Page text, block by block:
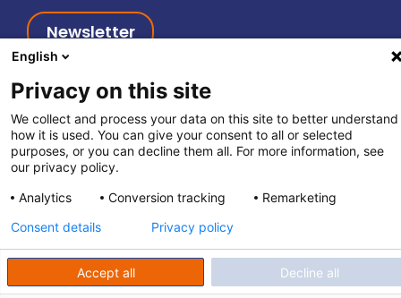
Newsletter
fpett.fr| Politique de confidentialité | Mentions légales
English
Privacy on this site
We collect and process your data on this site to better understand
how it is used. You can give your consent to all or selected
purposes, or you can decline them all. For more information, see
our privacy policy.
Analytics
Conversion tracking Remarketing
Accept all Decline all
Consent details Privacy policy